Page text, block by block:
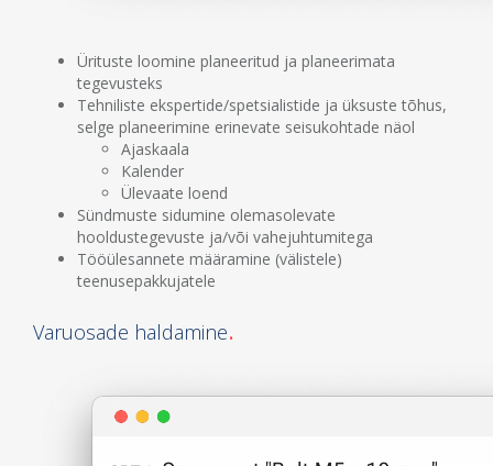
Ürituste loomine planeeritud ja planeerimata
tegevusteks
Tehniliste ekspertide/spetsialistide ja üksuste tõhus,
selge planeerimine erinevate seisukohtade näol
Ajaskaala
Kalender
Ülevaate loend
Sündmuste sidumine olemasolevate
hooldustegevuste ja/või vahejuhtumitega
Tööülesannete määramine (välistele)
teenusepakkujatele
Varuosade haldamine